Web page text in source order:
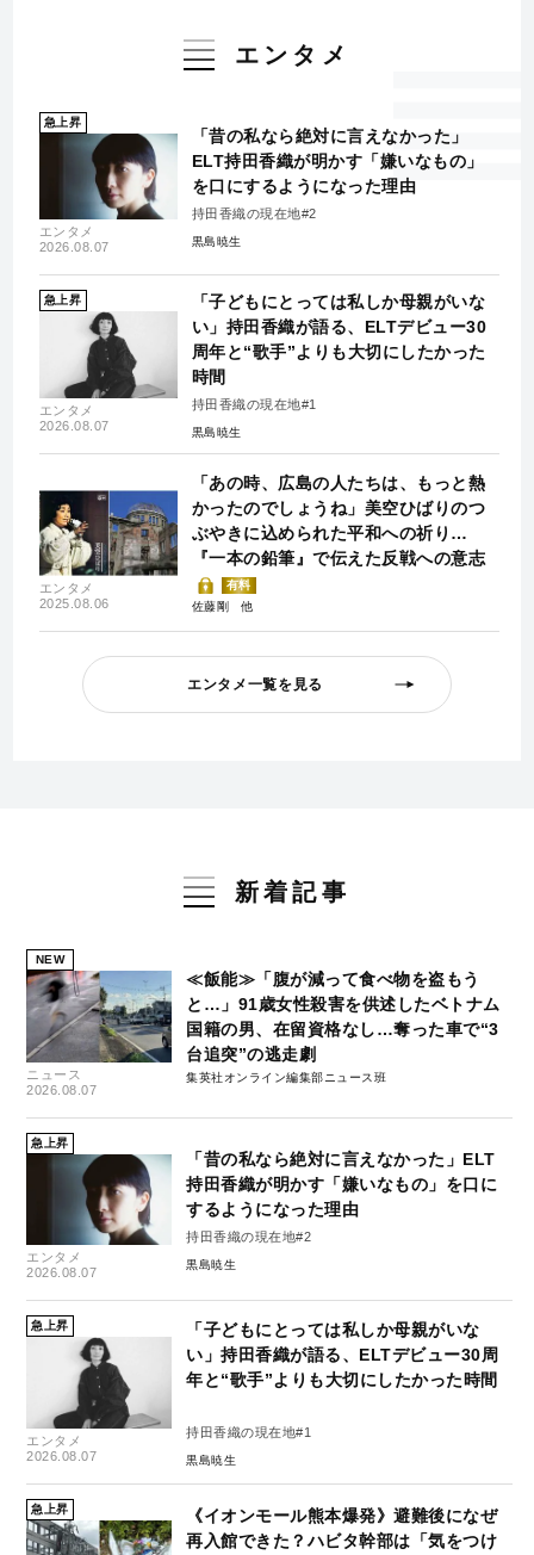
エンタメ
急上昇
エンタメ
2026.08.07
「昔の私なら絶対に言えなかった」
ELT持田香織が明かす「嫌いなもの」
を口にするようになった理由
持田香織の現在地#2
黒島暁生
急上昇
エンタメ
2026.08.07
「子どもにとっては私しか母親がいな
い」持田香織が語る、ELTデビュー30
周年と“歌手”よりも大切にしたかった
時間
持田香織の現在地#1
黒島暁生
エンタメ
2025.08.06
「あの時、広島の人たちは、もっと熱
かったのでしょうね」美空ひばりのつ
ぶやきに込められた平和への祈り…
『一本の鉛筆』で伝えた反戦への意志
有料
佐藤剛
エンタメ一覧を見る
新着記事
NEW
ニュース
2026.08.07
≪飯能≫「腹が減って食べ物を盗もう
と…」91歳女性殺害を供述したベトナム
国籍の男、在留資格なし…奪った車で“3
台追突”の逃走劇
集英社オンライン編集部ニュース班
急上昇
エンタメ
2026.08.07
「昔の私なら絶対に言えなかった」ELT
持田香織が明かす「嫌いなもの」を口に
するようになった理由
持田香織の現在地#2
黒島暁生
急上昇
エンタメ
2026.08.07
「子どもにとっては私しか母親がいな
い」持田香織が語る、ELTデビュー30周
年と“歌手”よりも大切にしたかった時間
持田香織の現在地#1
黒島暁生
急上昇
《イオンモール熊本爆発》避難後になぜ
再入館できた？ハビタ幹部は「気をつけ